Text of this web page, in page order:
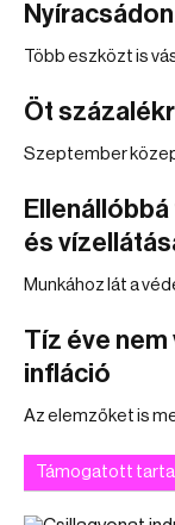
Nyíracsádon
Több eszközt is
Öt
Szeptember
és
Munkához lát a
Tíz éve nem
infláció
Az elemzőket is
Támogatott